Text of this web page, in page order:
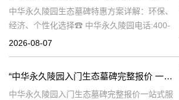
中华永久陵园生态墓碑特惠方案详解：环保、
经济、个性化选择☎ 中华永久陵园电话:400-
838-5063随着人们对身后事的关注度提升，选
2026-08-07
“中华永久陵园入门生态墓碑完整报价 一站式服务打包特惠详解”
中华永久陵园入门生态墓碑完整报价一站式服